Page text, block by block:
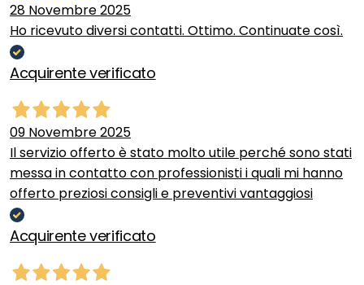
28 Novembre 2025
Ho ricevuto diversi contatti. Ottimo. Continuate così.
Acquirente verificato
09 Novembre 2025
Il servizio offerto è stato molto utile perché sono stati
messa in contatto con professionisti i quali mi hanno
offerto preziosi consigli e preventivi vantaggiosi
Acquirente verificato